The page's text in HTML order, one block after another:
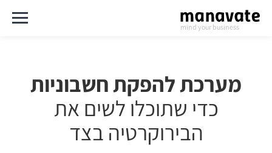
mind your business
מערכת להפקת חשבוניות
כדי שתוכלו לשים את
הבירוקרטיה בצד